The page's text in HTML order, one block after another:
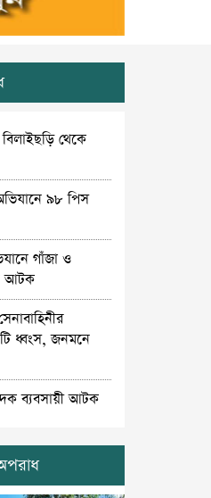
বিলাইছড়ি থেকে
৯৮ পিস
গাঁজা ও
আটক
ধ্বংস, জনমনে
ব্যবসায়ী আটক